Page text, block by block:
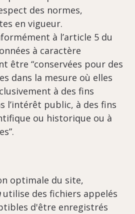
des normes,
en vigueur.
à l’article 5 du
à caractère
être “conservées pour des
dans la mesure où elles
à des fins
l’intérêt public, à des fins
ou historique ou à
optimale du site,
utilise des fichiers appelés
d'être enregistrés